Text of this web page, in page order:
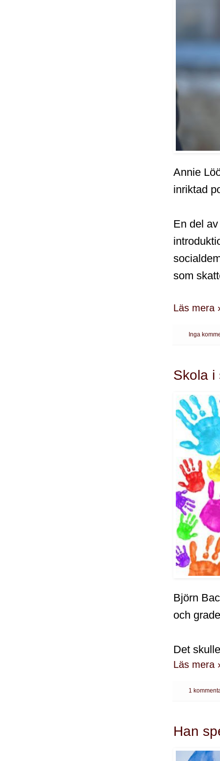
Annie
inriktad
En del
som
Läs mera
Inga
Skola i
Björn
och
Det
Läs mera
1
Han